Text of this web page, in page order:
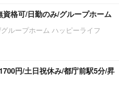
資格可/日勤のみ/グループホーム
ループホーム ハッピーライフ
円/土日祝休み/都庁前駅5分/昇